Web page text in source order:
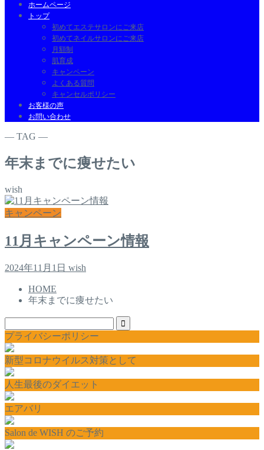
ホームページ
トップ
初めてエステサロンにご来店
初めてネイルサロンにご来店
月額制
肌育成
キャンペーン
よくある質問
キャンセルポリシー
お客様の声
お問い合わせ
― TAG ―
年末までに痩せたい
wish
キャンペーン
11月キャンペーン情報
2024年11月1日 wish
HOME
年末までに痩せたい
プライバシーポリシー
新型コロナウイルス対策として
人生最後のダイエット
エアバリ
Salon de WISH のご予約